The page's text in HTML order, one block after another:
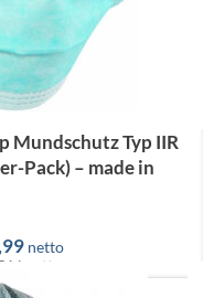
Mundschutz Typ IIR
Pack) – made in
netto
brutto